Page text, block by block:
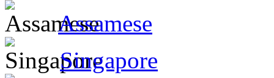
Assamese
Singapore